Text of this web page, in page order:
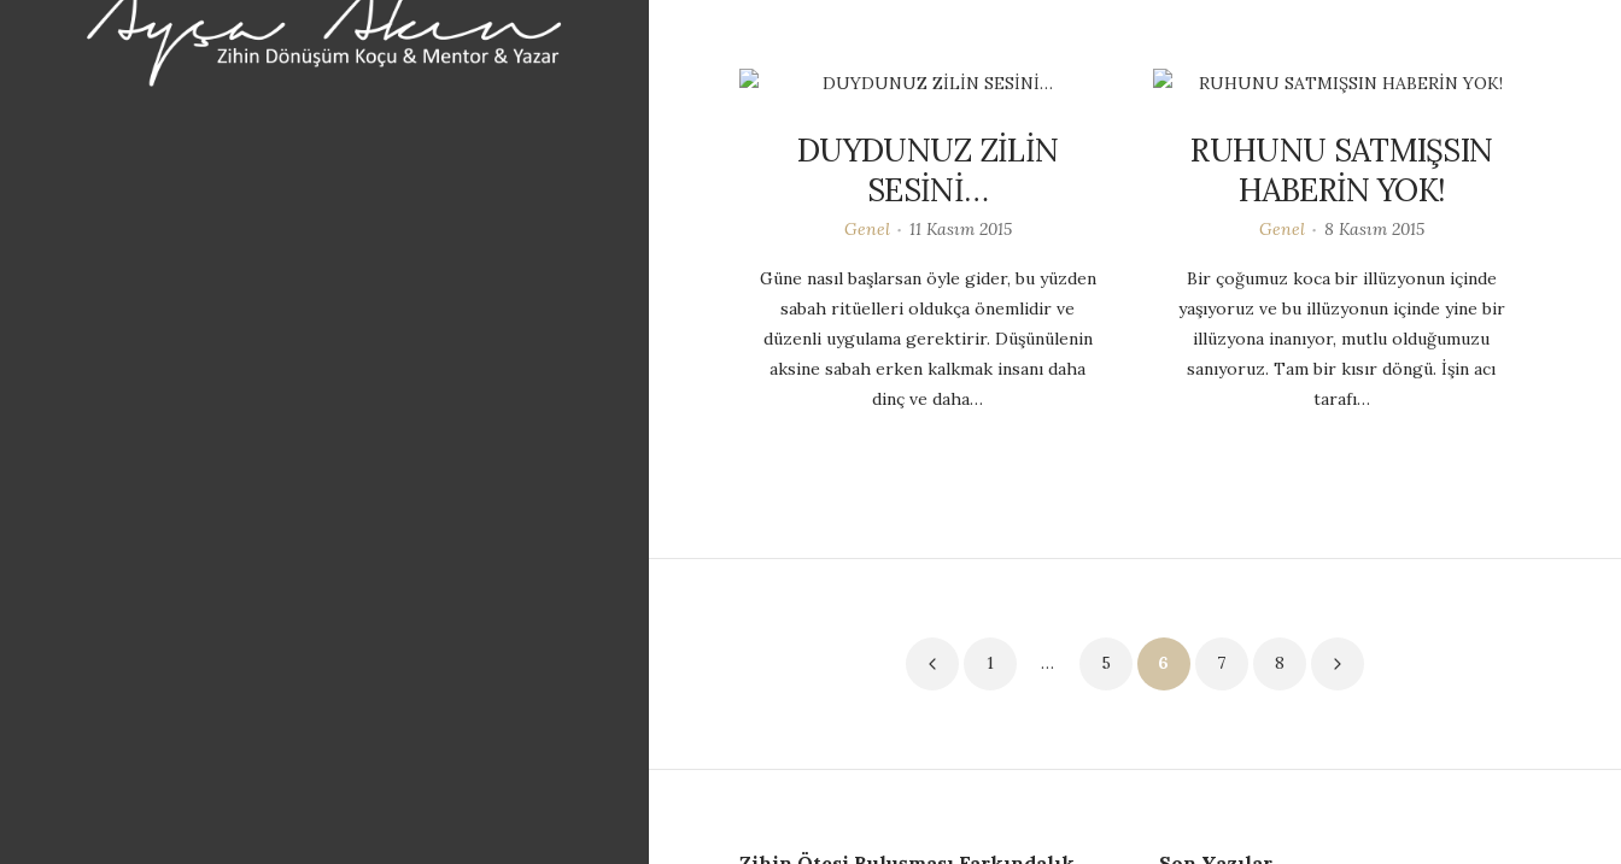
DUYDUNUZ ZİLİN
SESİNİ…
Genel 11 Kasım 2015
Güne nasıl başlarsan öyle gider, bu yüzden
sabah ritüelleri oldukça önemlidir ve
düzenli uygulama gerektirir. Düşünülenin
aksine sabah erken kalkmak insanı daha
dinç ve daha…
RUHUNU SATMIŞSIN
HABERİN YOK!
Genel 8 Kasım 2015
Bir çoğumuz koca bir illüzyonun içinde
yaşıyoruz ve bu illüzyonun içinde yine bir
illüzyona inanıyor, mutlu olduğumuzu
sanıyoruz. Tam bir kısır döngü. İşin acı
tarafı…
1 … 5 6 7 8